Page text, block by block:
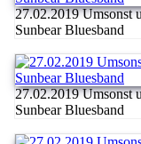
27.02.2019 Umsonst
Sunbear Bluesband
27.02.2019 Umsonst
Sunbear Bluesband